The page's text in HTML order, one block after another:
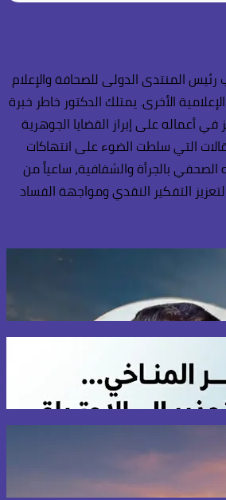
المنتدى الدولى للصحافة والإعلام
الأخرى. يمتلك الدكتور خاطر خبرة
أعماله على إبراز القضايا الجوهرية
التي سلطت الضوء على انتهاكات
الصحفي بالجرأة والشفافية، ساعياً من
التفكير النقدي ومواجهة الفساد